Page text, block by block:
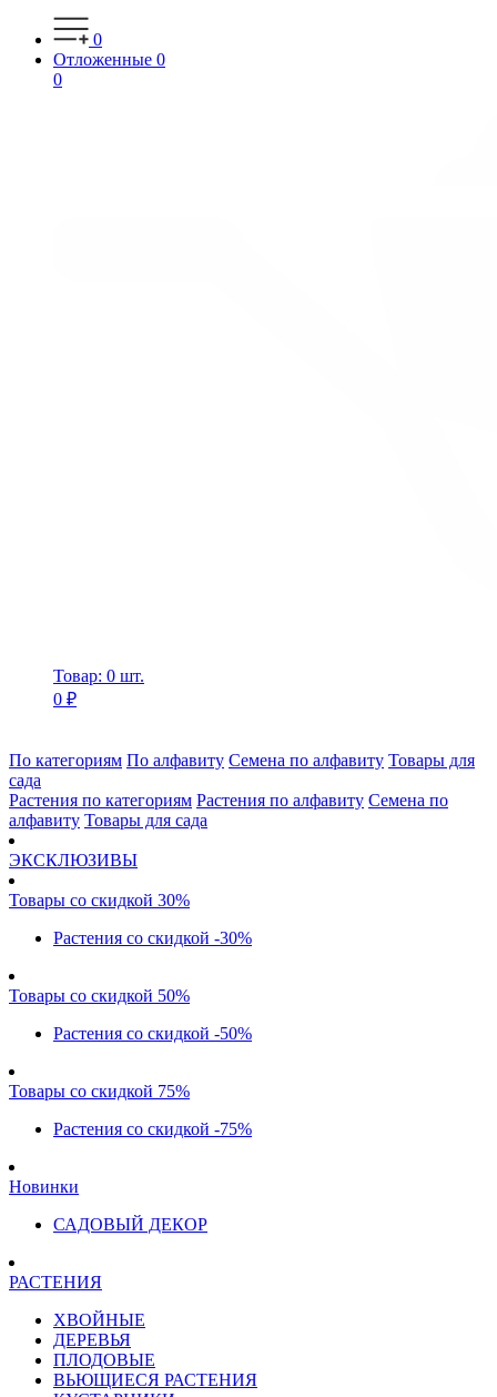
0
Отложенные 0
0
Товар: 0 шт.
0 ₽
По категориям По алфавиту Семена по алфавиту Товары для
сада
Растения по категориям Растения по алфавиту Семена по
алфавиту Товары для сада
ЭКСКЛЮЗИВЫ
Товары со скидкой 30%
Растения со скидкой -30%
Товары со скидкой 50%
Растения со скидкой -50%
Товары со скидкой 75%
Растения со скидкой -75%
Новинки
САДОВЫЙ ДЕКОР
РАСТЕНИЯ
ХВОЙНЫЕ
ДЕРЕВЬЯ
ПЛОДОВЫЕ
ВЬЮЩИЕСЯ РАСТЕНИЯ